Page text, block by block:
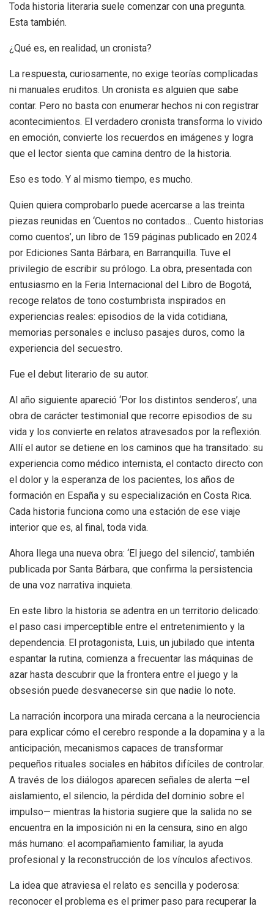
Toda historia literaria suele comenzar con una pregunta.
Esta también.
¿Qué es, en realidad, un cronista?
La respuesta, curiosamente, no exige teorías complicadas
ni manuales eruditos. Un cronista es alguien que sabe
contar. Pero no basta con enumerar hechos ni con registrar
acontecimientos. El verdadero cronista transforma lo vivido
en emoción, convierte los recuerdos en imágenes y logra
que el lector sienta que camina dentro de la historia.
Eso es todo. Y al mismo tiempo, es mucho.
Quien quiera comprobarlo puede acercarse a las treinta
piezas reunidas en ‘Cuentos no contados… Cuento historias
como cuentos’, un libro de 159 páginas publicado en 2024
por Ediciones Santa Bárbara, en Barranquilla. Tuve el
privilegio de escribir su prólogo. La obra, presentada con
entusiasmo en la Feria Internacional del Libro de Bogotá,
recoge relatos de tono costumbrista inspirados en
experiencias reales: episodios de la vida cotidiana,
memorias personales e incluso pasajes duros, como la
experiencia del secuestro.
Fue el debut literario de su autor.
Al año siguiente apareció ‘Por los distintos senderos’, una
obra de carácter testimonial que recorre episodios de su
vida y los convierte en relatos atravesados por la reflexión.
Allí el autor se detiene en los caminos que ha transitado: su
experiencia como médico internista, el contacto directo con
el dolor y la esperanza de los pacientes, los años de
formación en España y su especialización en Costa Rica.
Cada historia funciona como una estación de ese viaje
interior que es, al final, toda vida.
Ahora llega una nueva obra: ‘El juego del silencio’, también
publicada por Santa Bárbara, que confirma la persistencia
de una voz narrativa inquieta.
En este libro la historia se adentra en un territorio delicado:
el paso casi imperceptible entre el entretenimiento y la
dependencia. El protagonista, Luis, un jubilado que intenta
espantar la rutina, comienza a frecuentar las máquinas de
azar hasta descubrir que la frontera entre el juego y la
obsesión puede desvanecerse sin que nadie lo note.
La narración incorpora una mirada cercana a la neurociencia
para explicar cómo el cerebro responde a la dopamina y a la
anticipación, mecanismos capaces de transformar
pequeños rituales sociales en hábitos difíciles de controlar.
A través de los diálogos aparecen señales de alerta —el
aislamiento, el silencio, la pérdida del dominio sobre el
impulso— mientras la historia sugiere que la salida no se
encuentra en la imposición ni en la censura, sino en algo
más humano: el acompañamiento familiar, la ayuda
profesional y la reconstrucción de los vínculos afectivos.
La idea que atraviesa el relato es sencilla y poderosa:
reconocer el problema es el primer paso para recuperar la